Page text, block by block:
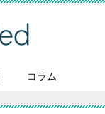
コラム